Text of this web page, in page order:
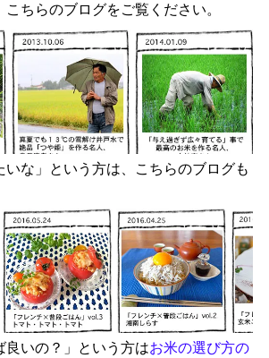
ちらのブログをご覧ください。
いな」という方は、こちらのブログも
良いの？」という方はお米の選び方の